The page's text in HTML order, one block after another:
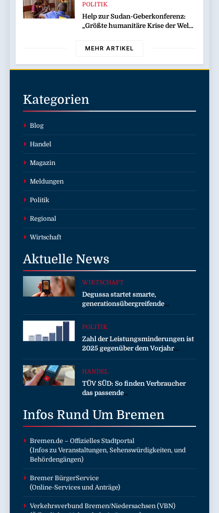
POLITIK
Help zur Sudan-Geberkonferenz:
„Größte humanitäre Krise der Welt
MEHR ARTIKEL
Kategorien
Blog
Handel
Magazin
Meldungen
Politik
Regional
Wirtschaft
Aktuelle News
WIRTSCHAFT
Degussa startet smarte,
generationsübergreifende
Kampagne für Edelmetalle
POLITIK
Zahl der Leistungsminderungen ist
2025 gegenüber dem Vorjahr
gestiegen / BA-Presseinfo Nr. 13
HANDEL
TÜV SÜD: So finden Verbraucher
das passende
Infos Rund Um Bremen
Bremen.de – Offizielles Stadtportal
(Infos zu Veranstaltungen, Sehenswürdigkeiten, und
Behördengängen)
Bremer BürgerService
(Online-Services und Anträge)
Verkehrsverbund Bremen/Niedersachsen (VBN)